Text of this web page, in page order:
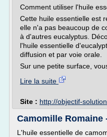
Comment utiliser l'huile
Cette huile essentielle est
elle n'a pas beaucoup de
à d'autres eucalyptus.
l'huile essentielle
diffusion et par voie orale.
Sur une petite surface,
Lire la suite
Site : http://objectif-
Camomille Romaine
L'huile essentielle de